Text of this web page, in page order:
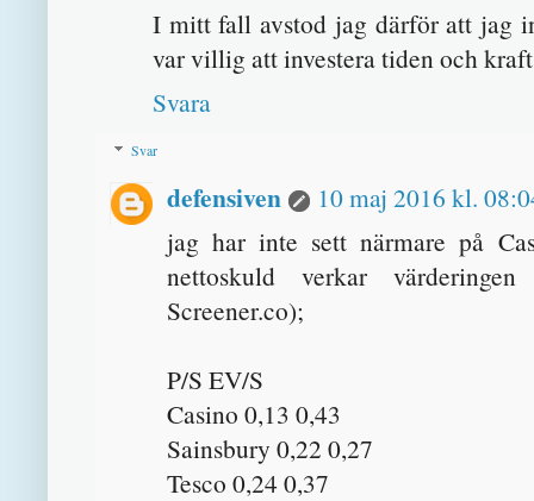
I mitt fall avstod jag därför att jag
var villig att investera tiden och
Svara
Svar
defensiven
10 maj 2016 kl.
jag har inte sett närmare på
nettoskuld verkar
Screener.co);
P/S EV/S
Casino 0,13 0,43
Sainsbury 0,22 0,27
Tesco 0,24 0,37